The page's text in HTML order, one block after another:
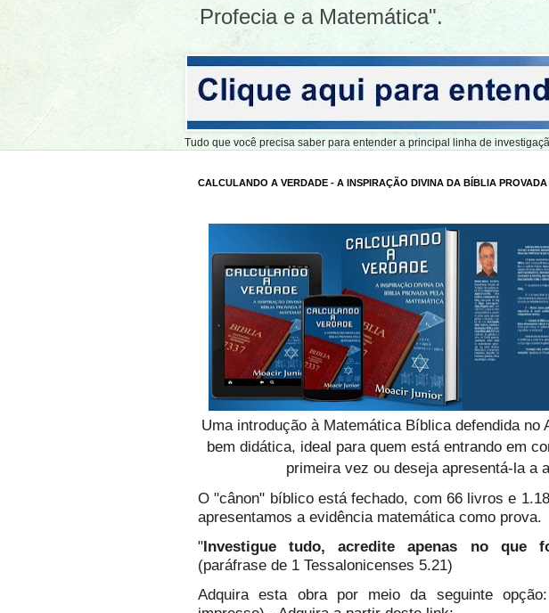
Profecia e a Matemática".
Tudo que você precisa saber para entender a principal linha de
CALCULANDO A VERDADE - A INSPIRAÇÃO DIVINA DA BÍBLIA
Uma introdução à Matemática Bíblica defendida no
bem didática, ideal para quem está entrando em
primeira vez ou deseja apresentá-la a
O "cânon" bíblico está fechado, com 66 livros e
apresentamos a evidência matemática como prova.
"Investigue tudo, acredite apenas no que
(paráfrase de 1 Tessalonicenses 5.21)
Adquira esta obra por meio da seguinte